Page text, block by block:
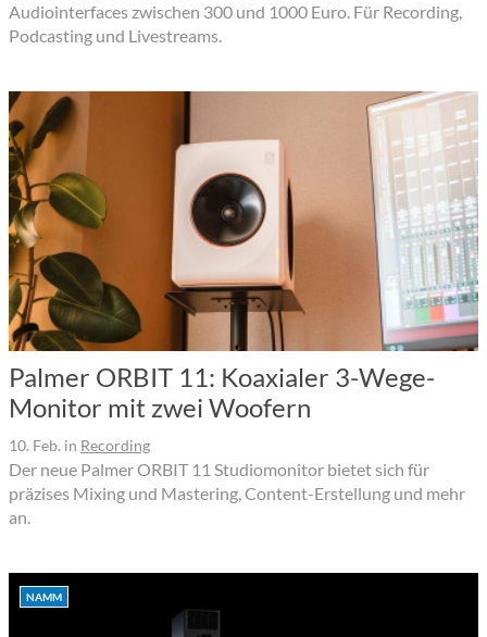
Audiointerfaces zwischen 300 und 1000 Euro. Für Recording,
Podcasting und Livestreams.
Palmer ORBIT 11: Koaxialer 3-Wege-
Monitor mit zwei Woofern
10. Feb. in Recording
Der neue Palmer ORBIT 11 Studiomonitor bietet sich für
präzises Mixing und Mastering, Content-Erstellung und mehr
an.
NAMM